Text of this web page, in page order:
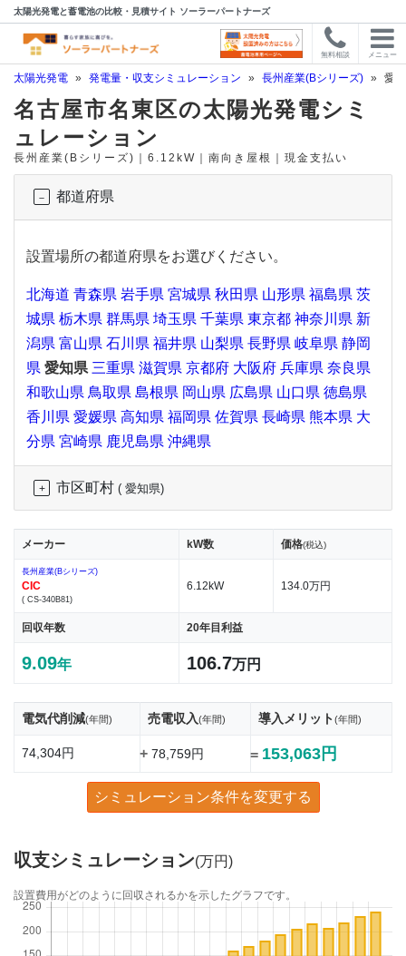
太陽光発電と蓄電池の比較・見積サイト ソーラーパートナーズ
無料相談 メニュー
太陽光発電 » 発電量・収支シミュレーション » 長州産業(Bシリーズ) » 愛
名古屋市名東区の太陽光発電シミ
ュレーション
長州産業(Bシリーズ)｜6.12kW｜南向き屋根｜現金支払い
都道府県
設置場所の都道府県をお選びください。
北海道 青森県 岩手県 宮城県 秋田県 山形県 福島県 茨
城県 栃木県 群馬県 埼玉県 千葉県 東京都 神奈川県 新
潟県 富山県 石川県 福井県 山梨県 長野県 岐阜県 静岡
県 愛知県 三重県 滋賀県 京都府 大阪府 兵庫県 奈良県
和歌山県 鳥取県 島根県 岡山県 広島県 山口県 徳島県
香川県 愛媛県 高知県 福岡県 佐賀県 長崎県 熊本県 大
分県 宮崎県 鹿児島県 沖縄県
市区町村 ( 愛知県)
メーカー kW数 価格(税込)
長州産業(Bシリーズ)
CIC
( CS-340B81)
6.12kW 134.0万円
回収年数 20年目利益
9.09年 106.7万円
電気代削減(年間) 売電収入(年間) 導入メリット(年間)
74,304円 +78,759円 = 153,063円
シミュレーション条件を変更する
収支シミュレーション(万円)
設置費用がどのように回収されるかを示したグラフです。